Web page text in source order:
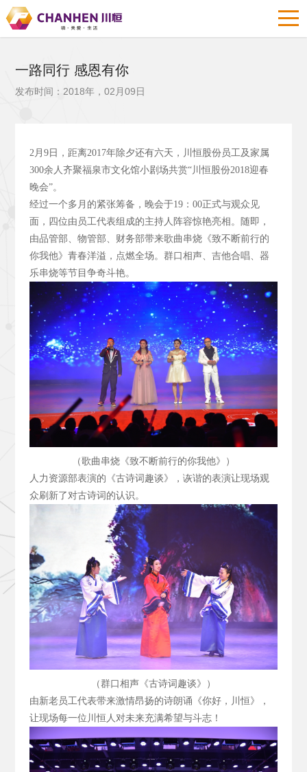
一路同行 感恩有你
发布时间：2018年，02月09日
2月9日，距离2017年除夕还有六天，川恒股份员工及家属
300余人齐聚福泉市文化馆小剧场共赏“川恒股份2018迎春
晚会”。
经过一个多月的紧张筹备，晚会于19：00正式与观众见
面，四位由员工代表组成的主持人阵容惊艳亮相。随即，
由品管部、物管部、财务部带来歌曲串烧《致不断前行的
你我他》青春洋溢，点燃全场。群口相声、吉他合唱、器
乐串烧等节目争奇斗艳。
（歌曲串烧《致不断前行的你我他》）
人力资源部表演的《古诗词趣谈》，诙谐的表演让现场观
众刷新了对古诗词的认识。
（群口相声《古诗词趣谈》）
由新老员工代表带来激情昂扬的诗朗诵《你好，川恒》，
让现场每一位川恒人对未来充满希望与斗志！